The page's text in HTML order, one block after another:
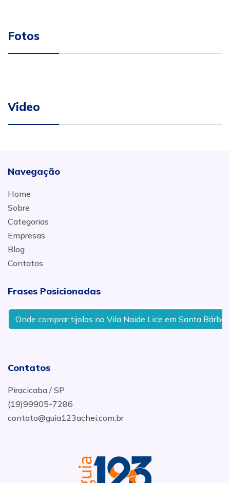
Fotos
Video
Navegação
Home
Sobre
Categorias
Empresas
Blog
Contatos
Frases Posicionadas
Onde comprar tijolos no Vila Naide Lice em Santa Bárbara
Contatos
Piracicaba / SP
(19)99905-7286
contato@guia123achei.com.br